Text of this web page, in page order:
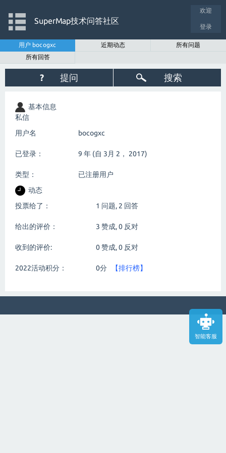
智能客服
欢迎
登录
SuperMap技术问答社区
用户 bocogxc 近期动态
所有问题
所有回答
? 提问 搜索
基本信息
私信
用户名
bocogxc
已登录： 9 年 (自 3月 2， 2017)
类型：
已注册用户
动态
投票给了：
1 问题, 2 回答
给出的评价： 3 赞成,0 反对
收到的评价: 0赞成,0 反对
2022活动积分： 0分 【排行榜】